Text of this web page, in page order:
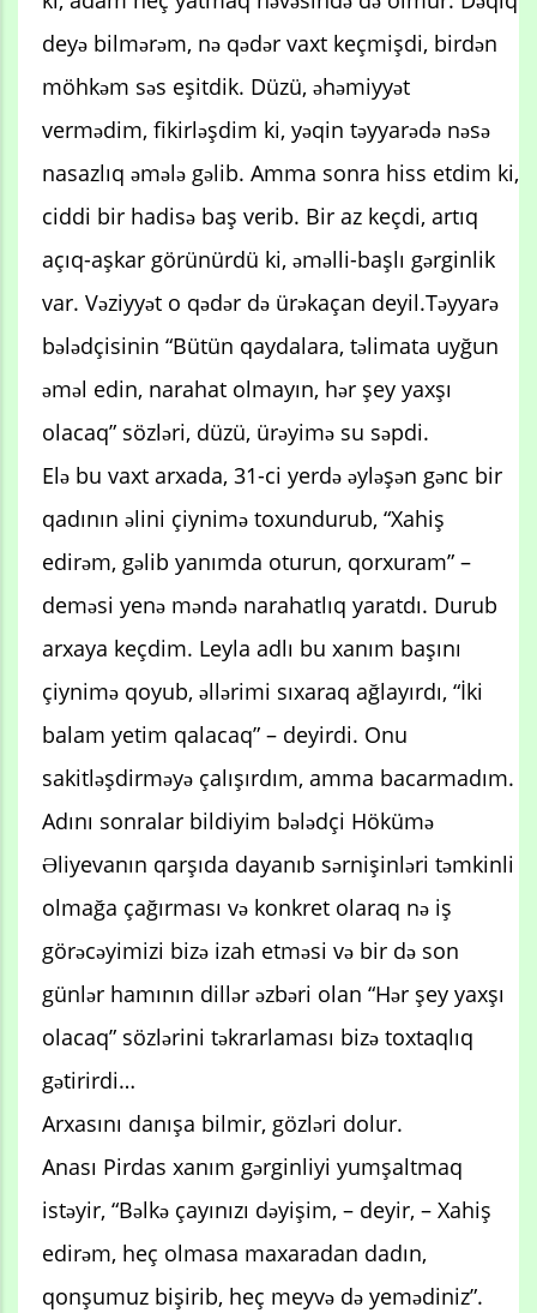
deyə bilmərəm, nə qədər vaxt keçmişdi, birdən
möhkəm səs eşitdik. Düzü, əhəmiyyət
vermədim, fikirləşdim ki, yəqin təyyarədə nəsə
nasazlıq əmələ gəlib. Amma sonra hiss etdim ki,
ciddi bir hadisə baş verib. Bir az keçdi, artıq
açıq-aşkar görünürdü ki, əməlli-başlı gərginlik
var. Vəziyyət o qədər də ürəkaçan deyil.Təyyarə
bələdçisinin “Bütün qaydalara, təlimata uyğun
əməl edin, narahat olmayın, hər şey yaxşı
olacaq” sözləri, düzü, ürəyimə su səpdi.
Elə bu vaxt arxada, 31-ci yerdə əyləşən gənc bir
qadının əlini çiynimə toxundurub, “Xahiş
edirəm, gəlib yanımda oturun, qorxuram” –
deməsi yenə məndə narahatlıq yaratdı. Durub
arxaya keçdim. Leyla adlı bu xanım başını
çiynimə qoyub, əllərimi sıxaraq ağlayırdı, “İki
balam yetim qalacaq” – deyirdi. Onu
sakitləşdirməyə çalışırdım, amma bacarmadım.
Adını sonralar bildiyim bələdçi Hökümə
Əliyevanın qarşıda dayanıb sərnişinləri təmkinli
olmağa çağırması və konkret olaraq nə iş
görəcəyimizi bizə izah etməsi və bir də son
günlər hamının dillər əzbəri olan “Hər şey yaxşı
olacaq” sözlərini təkrarlaması bizə toxtaqlıq
gətirirdi…
Arxasını danışa bilmir, gözləri dolur.
Anası Pirdas xanım gərginliyi yumşaltmaq
istəyir, “Bəlkə çayınızı dəyişim, – deyir, – Xahiş
edirəm, heç olmasa maxaradan dadın,
qonşumuz bişirib, heç meyvə də yemədiniz”.